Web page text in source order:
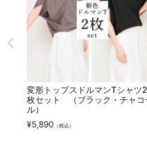
変形トップスドルマンTシャツ2
枚セット （ブラック・チャコ
ル）
¥5,890 （税込）